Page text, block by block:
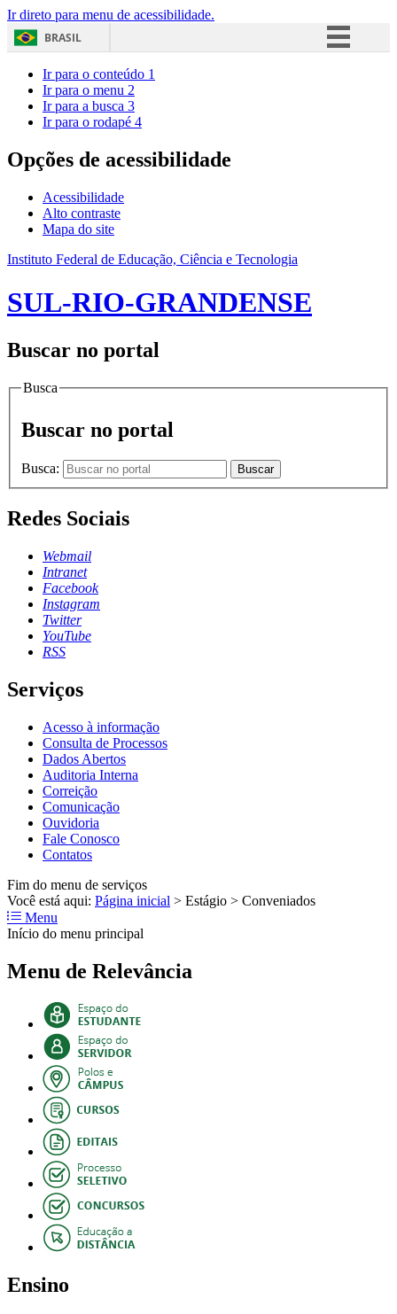
Ir direto para menu de acessibilidade.
BRASIL
Acesso à informação
Ir para o conteúdo 1
Ir para o menu 2
Ir para a busca 3
Ir para o rodapé 4
Opções de acessibilidade
Acessibilidade
Alto contraste
Mapa do site
Instituto Federal de Educação, Ciência e Tecnologia
SUL-RIO-GRANDENSE
Buscar no portal
Busca
Buscar no portal
Busca: Buscar
Redes Sociais
Webmail
Intranet
Facebook
Instagram
Twitter
YouTube
RSS
Serviços
Acesso à informação
Consulta de Processos
Dados Abertos
Auditoria Interna
Correição
Comunicação
Ouvidoria
Fale Conosco
Contatos
Fim do menu de serviços
Você está aqui: Página inicial > Estágio > Conveniados
Menu
Início do menu principal
Menu de Relevância
Ensino